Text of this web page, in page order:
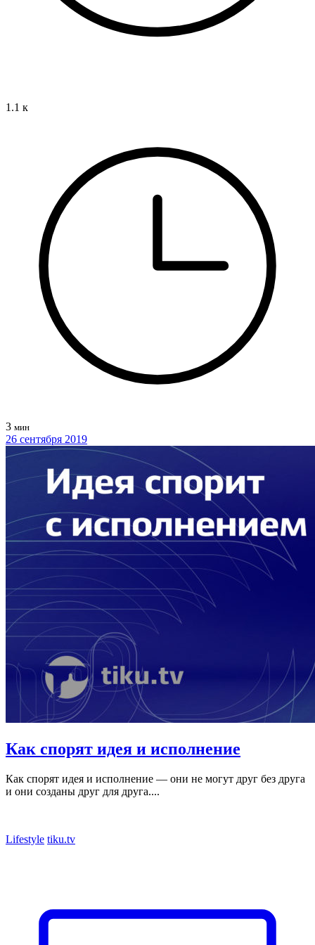
1.1 к
3 мин
26 сентября 2019
Как спорят идея и исполнение
Как спорят идея и исполнение — они не могут друг без друга
и они созданы друг для друга....
Lifestyle tiku.tv